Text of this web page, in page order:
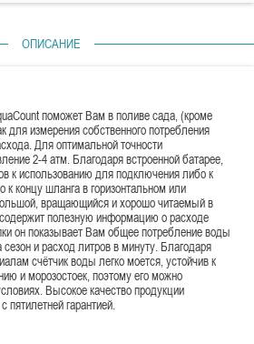
ОПИСАНИЕ
поможет Вам в поливе сада, (кроме
для измерения собственного потребления
Для оптимальной точности
2-4 атм. Благодаря встроенной батарее,
к использованию для подключения либо к
к концу шланга в горизонтальном или
вращающийся и хорошо читаемый в
полезную информацию о расходе
он показывает Вам общее потребление воды
и расход литров в минуту. Благодаря
счётчик воды легко моется, устойчив к
и морозостоек, поэтому его можно
Высокое качество продукции
гарантией.